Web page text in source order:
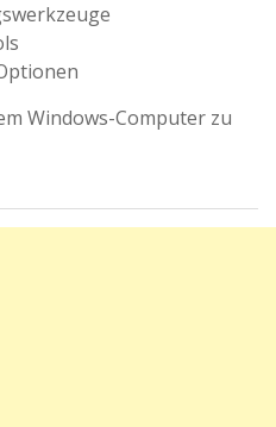
Windows-Computer zu